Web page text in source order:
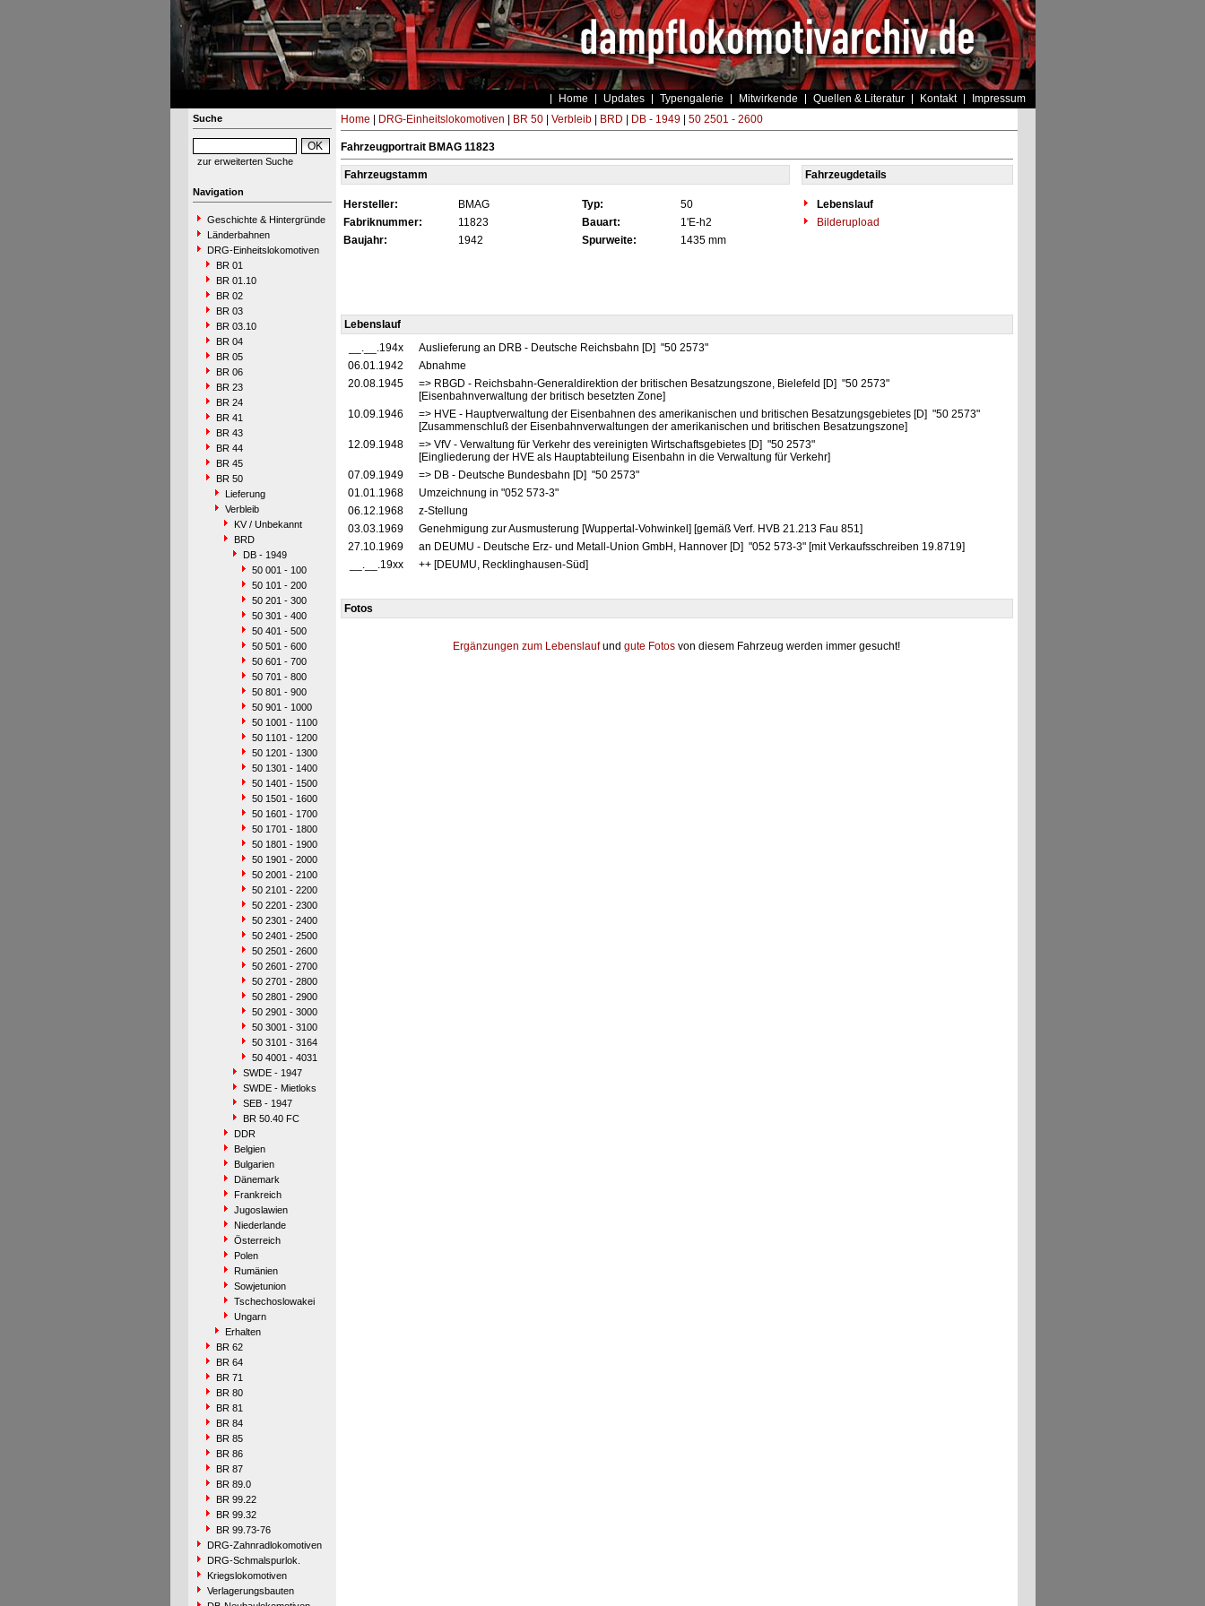
Home Updates Typengalerie Mitwirkende Quellen & Literatur Kontakt Impressum
Suche
zur erweiterten Suche
Navigation
Geschichte & Hintergründe
Länderbahnen
DRG-Einheitslokomotiven
BR 01
BR 01.10
BR 02
BR 03
BR 03.10
BR 04
BR 05
BR 06
BR 23
BR 24
BR 41
BR 43
BR 44
BR 45
BR 50
Lieferung
Verbleib
KV / Unbekannt
BRD
DB - 1949
50 001 - 100
50 101 - 200
50 201 - 300
50 301 - 400
50 401 - 500
50 501 - 600
50 601 - 700
50 701 - 800
50 801 - 900
50 901 - 1000
50 1001 - 1100
50 1101 - 1200
50 1201 - 1300
50 1301 - 1400
50 1401 - 1500
50 1501 - 1600
50 1601 - 1700
50 1701 - 1800
50 1801 - 1900
50 1901 - 2000
50 2001 - 2100
50 2101 - 2200
50 2201 - 2300
50 2301 - 2400
50 2401 - 2500
50 2501 - 2600
50 2601 - 2700
50 2701 - 2800
50 2801 - 2900
50 2901 - 3000
50 3001 - 3100
50 3101 - 3164
50 4001 - 4031
SWDE - 1947
SWDE - Mietloks
SEB - 1947
BR 50.40 FC
DDR
Belgien
Bulgarien
Dänemark
Frankreich
Jugoslawien
Niederlande
Österreich
Polen
Rumänien
Sowjetunion
Tschechoslowakei
Ungarn
Erhalten
BR 62
BR 64
BR 71
BR 80
BR 81
BR 84
BR 85
BR 86
BR 87
BR 89.0
BR 99.22
BR 99.32
BR 99.73-76
DRG-Zahnradlokomotiven
DRG-Schmalspurlok.
Kriegslokomotiven
Verlagerungsbauten
Home DRG-Einheitslokomotiven BR 50| Verbleib| BRD DB - 1949| 50 2501 - 2600
Fahrzeugportrait BMAG 11823
Fahrzeugstamm Fahrzeugdetails
Hersteller: BMAG Typ: 50
Lebenslauf
Fabriknummer:
11823 Bauart: 1'E-h2
Bilderupload
Baujahr:
1942 Spurweite: 1435 mm
Lebenslauf
__.__.194x
Auslieferung an DRB - Deutsche Reichsbahn [D] "50 2573"
06.01.1942
Abnahme
20.08.1945
=> RBGD - Reichsbahn-Generaldirektion der britischen Besatzungszone, Bielefeld [D] "50 2573"
[Eisenbahnverwaltung der britisch besetzten Zone]
10.09.1946
=> HVE - Hauptverwaltung der Eisenbahnen des amerikanischen und britischen Besatzungsgebietes [D] "50 2573"
[Zusammenschluß der Eisenbahnverwaltungen der amerikanischen und britischen Besatzungszone]
12.09.1948
=> VfV - Verwaltung für Verkehr des vereinigten Wirtschaftsgebietes [D] "50 2573"
[Eingliederung der HVE als Hauptabteilung Eisenbahn in die Verwaltung für Verkehr]
07.09.1949
=> DB - Deutsche Bundesbahn [D] "50 2573"
01.01.1968
Umzeichnung in "052 573-3"
06.12.1968
z-Stellung
03.03.1969
Genehmigung zur Ausmusterung [Wuppertal-Vohwinkel] [gemäß Verf. HVB 21.213 Fau 851]
27.10.1969
an DEUMU - Deutsche Erz- und Metall-Union GmbH, Hannover [D] "052 573-3" [mit Verkaufsschreiben 19.8719]
__.__.19xx
++ [DEUMU, Recklinghausen-Süd]
Fotos
Ergänzungen zum Lebenslaufund gute Fotos von diesem Fahrzeug werden immer gesucht!